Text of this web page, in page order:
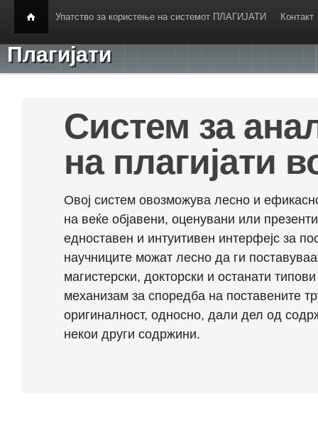
Упатство за користење на системот ПЛАГИЈАТИ Контакт
Плагијати
Систем за
на плагијати
Овој систем овозможува лесно и
на веќе објавени, оценувани или
едноставен и интуитивен интерфејс за
научниците можат лесно да ги
магистерски, докторски и останати
механизам за споредба на поставените
оригиналност, односно, дали дел од
некои други содржини.